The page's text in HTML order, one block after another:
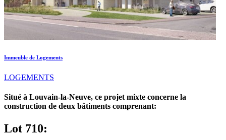
Immeuble de Logements
LOGEMENTS
Situé à Louvain-la-Neuve, ce projet mixte concerne la
construction de deux bâtiments comprenant:
Lot 710: